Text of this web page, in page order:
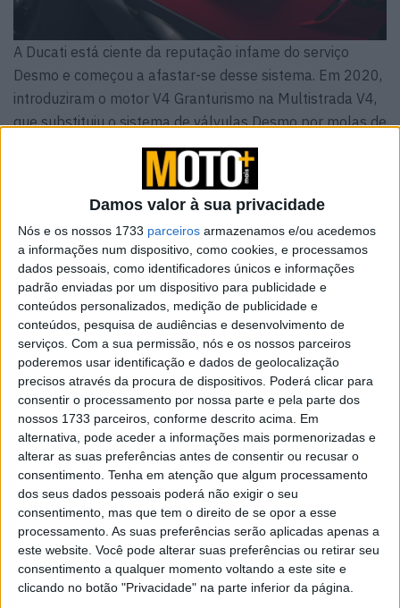
Damos valor à sua privacidade
Nós e os nossos 1733 parceiros armazenamos e/ou acedemos
a informações num dispositivo, como cookies, e processamos
dados pessoais, como identificadores únicos e informações
padrão enviadas por um dispositivo para publicidade e
conteúdos personalizados, medição de publicidade e
conteúdos, pesquisa de audiências e desenvolvimento de
serviços. Com a sua permissão, nós e os nossos parceiros
poderemos usar identificação e dados de geolocalização
precisos através da procura de dispositivos. Poderá clicar para
consentir o processamento por nossa parte e pela parte dos
nossos 1733 parceiros, conforme descrito acima. Em
alternativa, pode aceder a informações mais pormenorizadas e
alterar as suas preferências antes de consentir ou recusar o
consentimento. Tenha em atenção que algum processamento
dos seus dados pessoais poderá não exigir o seu
consentimento, mas que tem o direito de se opor a esse
processamento. As suas preferências serão aplicadas apenas a
este website. Você pode alterar suas preferências ou retirar seu
consentimento a qualquer momento voltando a este site e
clicando no botão "Privacidade" na parte inferior da página.
A Ducati está ciente da reputação infame do serviço
Desmo e começou a afastar-se desse sistema. Em 2020,
introduziram o motor V4 Granturismo na Multistrada V4,
que substituiu o sistema de válvulas Desmo por molas de
válvula convencionais e uma corrente de distribuição
mais durável. Isso resultou num enorme intervalo de
60.000 km entre as verificações de válvulas, o mais
longo do setor.
A Ducati está a trabalhar para atualizar a sua família de
motos de nível médio, como a Monster, para também
avançar para as molas de válvula convencionais. A
Monster compartilha o seu motor L-twin de 939cc com
muitas outras motos como a SuperSport, Multistrada V2,
DesertX e Hypermotard, podendo essa mudança vir a ser
aplicada nessas motos. No entanto, as motos de alta
perfomance, como as famílias Panigale e Streetfighter,
ainda manterão o sistema desmo, pois é o melhor para a
potência nas altas rotações.
Artigos relacionados
Novos Polaris apresentados
7 AGOSTO, 2026